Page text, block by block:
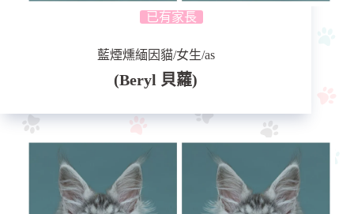
已有家長
藍煙燻緬因貓/女生/as
(Beryl 貝蘿)